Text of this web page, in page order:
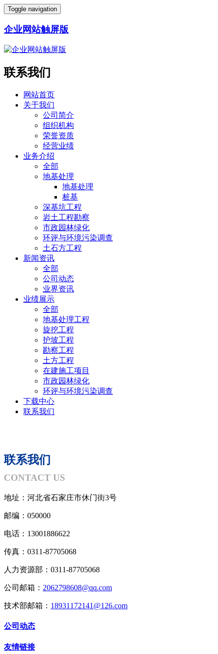
Toggle navigation
企业网站触屏版
联系我们
网站首页
关于我们
公司简介
组织机构
荣誉资质
经营业绩
业务介绍
全部
地基处理
地基处理
桩基
深基坑工程
岩土工程勘察
市政园林绿化
环评与环境污染调查
土石方工程
新闻资讯
全部
公司动态
业界资讯
业绩展示
全部
地基处理工程
旋挖工程
护坡工程
勘察工程
土方工程
在建施工项目
市政园林绿化
环评与环境污染调查
下载中心
联系我们
联系我们
CONTACT US
地址：河北省石家庄市休门街3号
邮编：050000
电话：13001886622
传真：0311-87705068
人力资源部：0311-87705068
公司邮箱： 2062798608@qq.com
技术部邮箱： 18931172141@126.com
公司动态
友情链接